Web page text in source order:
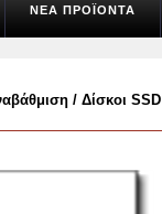
ΝΕΑ ΠΡΟΪΟΝΤΑ
/ Δίσκοι SSD